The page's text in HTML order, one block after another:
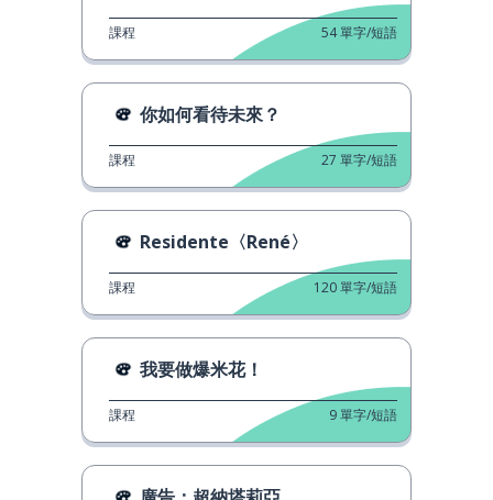
課程 54單字/短語
你如何看待未來？
課程 27 單字/短語
Residente〈René〉
課程 120單字/短語
我要做爆米花！
課程 9單字/短語